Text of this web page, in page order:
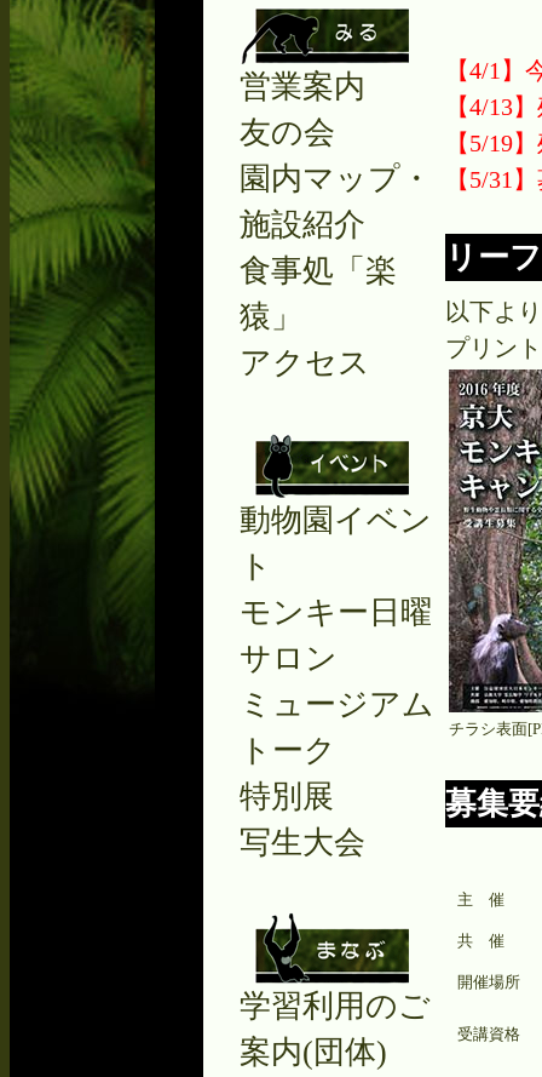
【4/1
【4/13
【5/19
【5/31
リー
以下よ
プリン
チラシ表面
募集
主 催
共 催
開催場所
受講資格
営業案内
友の会
園内マップ・
施設紹介
食事処「楽
猿」
アクセス
動物園イベン
ト
モンキー日曜
サロン
ミュージアム
トーク
特別展
写生大会
学習利用のご
案内(団体)